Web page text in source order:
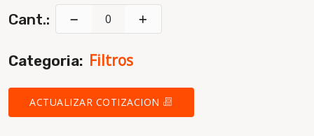
Cant.:
Categoria: Filtros
ACTUALIZAR COTIZACION